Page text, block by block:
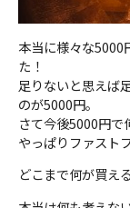
本当に様々な5000
た！
足りないと思えば
のが5000円。
さて今後5000円で
やっぱりファスト
どこまで何が買え